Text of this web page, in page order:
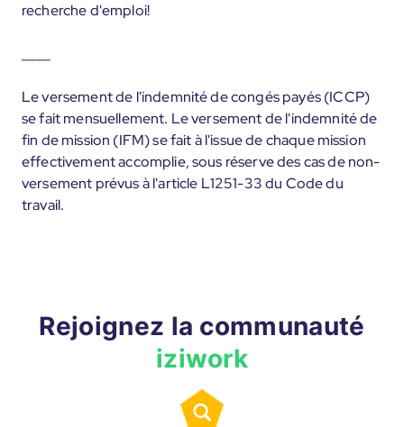
recherche d'emploi!
Le versement de l'indemnité de congés payés (ICCP)
se fait mensuellement. Le versement de l'indemnité de
fin de mission (IFM) se fait à l'issue de chaque mission
effectivement accomplie, sous réserve des cas de non-
versement prévus à l'article L1251-33 du Code du
travail.
Rejoignez la communauté
iziwork